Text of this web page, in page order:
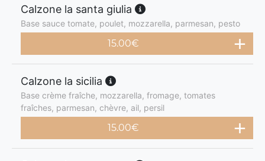
Calzone la santa giulia
Base sauce tomate, poulet, mozzarella, parmesan, pesto
15.00€
Calzone la sicilia
Base crème fraîche, mozzarella, fromage, tomates
fraîches, parmesan, chèvre, ail, persil
15.00€